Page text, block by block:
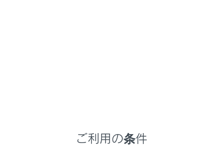
ご利用の条件